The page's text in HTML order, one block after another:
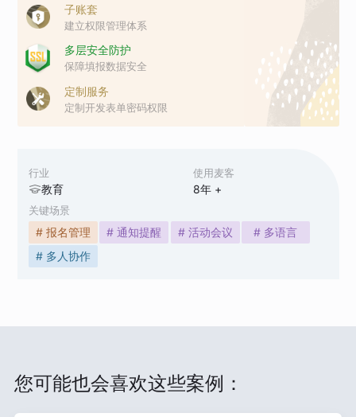
行业
教育
使用麦客
8年 +
关键场景
# 报名管理 # 通知提醒 # 活动会议
# 多语言
# 多人协作
子账套
建立权限管理体系
多层安全防护
保障填报数据安全
定制服务
定制开发表单密码权限
您可能也会喜欢这些案例：